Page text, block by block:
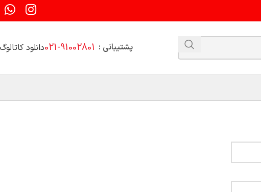
پشتیبانی : 021-91002801دانلود کاتالوگ